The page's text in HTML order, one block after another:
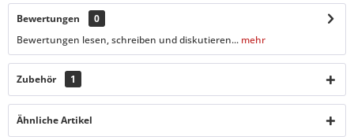
Bewertungen
0
Bewertungen lesen, schreiben und diskutieren... mehr
Zubehör 1
Ähnliche Artikel